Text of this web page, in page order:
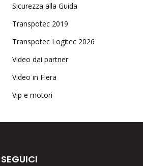
Sicurezza alla Guida
Transpotec 2019
Transpotec Logitec 2026
Video dai partner
Video in Fiera
Vip e motori
SEGUICI